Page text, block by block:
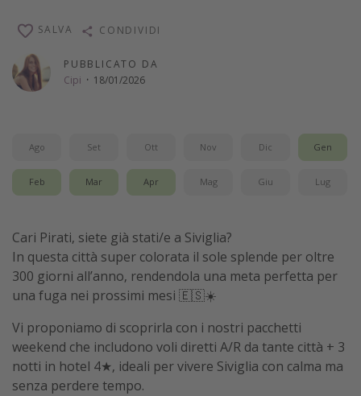
PUBBLICATO DA
Cipi · 18/01/2026
SALVA CONDIVIDI
Ago Set Ott Nov Dic Gen
Feb Mar Apr Mag Giu Lug
Cari Pirati, siete già stati/e a Siviglia?
In questa città super colorata il sole splende per oltre
300 giorni all’anno, rendendola una meta perfetta per
una fuga nei prossimi mesi 🇪🇸☀️
Vi proponiamo di scoprirla con i nostri pacchetti
weekend che includono voli diretti A/R da tante città + 3
notti in hotel 4★, ideali per vivere Siviglia con calma ma
senza perdere tempo.